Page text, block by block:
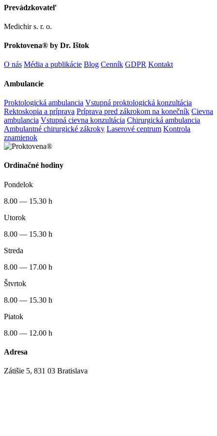
Prevádzkovateľ
Medichir s. r. o.
Proktovena® by Dr. Ištok
O nás Média a publikácie Blog Cenník GDPR Kontakt
Ambulancie
Proktologická ambulancia Vstupná proktologická konzultácia
Rektoskopia a príprava Príprava pred zákrokom na konečník Cievna
ambulancia Vstupná cievna konzultácia Chirurgická ambulancia
Ambulantné chirurgické zákroky Laserové centrum Kontrola
znamienok
Ordinačné hodiny
Pondelok
8.00 — 15.30 h
Utorok
8.00 — 15.30 h
Streda
8.00 — 17.00 h
Štvrtok
8.00 — 15.30 h
Piatok
8.00 — 12.00 h
Adresa
Zátišie 5, 831 03 Bratislava